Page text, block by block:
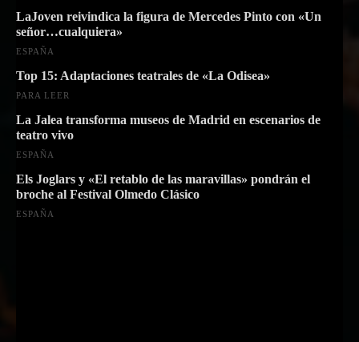
LaJoven reivindica la figura de Mercedes Pinto con «Un
señor…cualquiera»
ESPAÑA
Top 15: Adaptaciones teatrales de «La Odisea»
PARA LEER
La Jalea transforma museos de Madrid en escenarios de
teatro vivo
ESPAÑA
Els Joglars y «El retablo de las maravillas» pondrán el
broche al Festival Olmedo Clásico
ESPAÑA